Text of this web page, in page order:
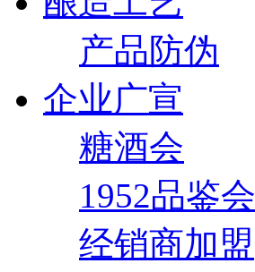
产品防伪
企业广宣
糖酒会
1952品鉴会
经销商加盟